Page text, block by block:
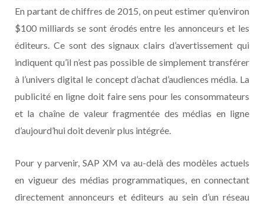
En partant de chiffres de 2015, on peut estimer qu’environ
$100 milliards se sont érodés entre les annonceurs et les
éditeurs. Ce sont des signaux clairs d’avertissement qui
indiquent qu’il n’est pas possible de simplement transférer
à l’univers digital le concept d’achat d’audiences média. La
publicité en ligne doit faire sens pour les consommateurs
et la chaîne de valeur fragmentée des médias en ligne
d’aujourd’hui doit devenir plus intégrée.
Pour y parvenir, SAP XM va au-delà des modèles actuels
en vigueur des médias programmatiques, en connectant
directement annonceurs et éditeurs au sein d’un réseau